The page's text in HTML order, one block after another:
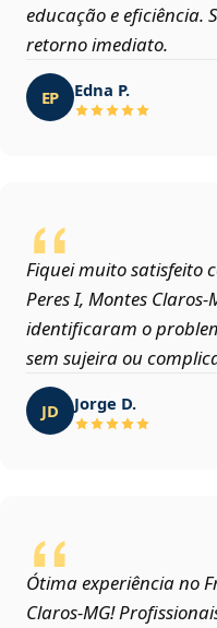
educação e eficiência.
retorno imediato.
EP Edna P.
Fiquei muito satisfeito
Peres I, Montes
identificaram o
sem sujeira ou
JD Jorge D.
Ótima experiência no
Claros‑MG!